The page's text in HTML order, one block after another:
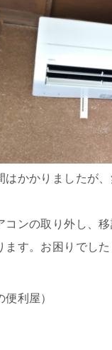
かかりましたが、
コンの取り外し、
す。お困りでし
利屋）